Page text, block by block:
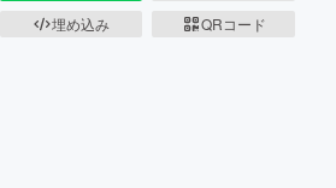
埋め込み
QRコード